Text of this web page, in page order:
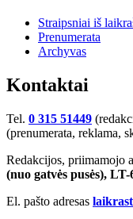
Straipsniai iš
Prenumerata
Archyvas
Kontaktai
Tel. 0 315 51449
(prenumerata, reklama,
Redakcijos, priimamojo
(nuo gatvės pusės),
El. pašto adresas